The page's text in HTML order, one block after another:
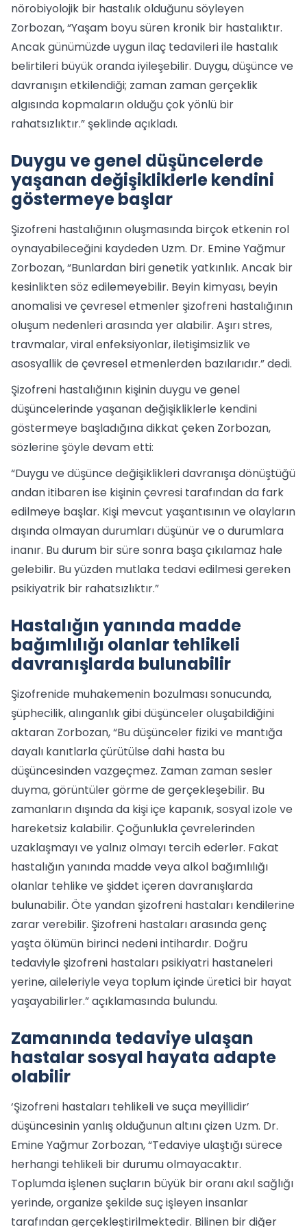
nörobiyolojik bir hastalık olduğunu söyleyen
Zorbozan, “Yaşam boyu süren kronik bir hastalıktır.
Ancak günümüzde uygun ilaç tedavileri ile hastalık
belirtileri büyük oranda iyileşebilir. Duygu, düşünce ve
davranışın etkilendiği; zaman zaman gerçeklik
algısında kopmaların olduğu çok yönlü bir
rahatsızlıktır.” şeklinde açıkladı.
Duygu ve genel düşüncelerde
yaşanan değişikliklerle kendini
göstermeye başlar
Şizofreni hastalığının oluşmasında birçok etkenin rol
oynayabileceğini kaydeden Uzm. Dr. Emine Yağmur
Zorbozan, “Bunlardan biri genetik yatkınlık. Ancak bir
kesinlikten söz edilemeyebilir. Beyin kimyası, beyin
anomalisi ve çevresel etmenler şizofreni hastalığının
oluşum nedenleri arasında yer alabilir. Aşırı stres,
travmalar, viral enfeksiyonlar, iletişimsizlik ve
asosyallik de çevresel etmenlerden bazılarıdır.” dedi.
Şizofreni hastalığının kişinin duygu ve genel
düşüncelerinde yaşanan değişikliklerle kendini
göstermeye başladığına dikkat çeken Zorbozan,
sözlerine şöyle devam etti:
“Duygu ve düşünce değişiklikleri davranışa dönüştüğü
andan itibaren ise kişinin çevresi tarafından da fark
edilmeye başlar. Kişi mevcut yaşantısının ve olayların
dışında olmayan durumları düşünür ve o durumlara
inanır. Bu durum bir süre sonra başa çıkılamaz hale
gelebilir. Bu yüzden mutlaka tedavi edilmesi gereken
psikiyatrik bir rahatsızlıktır.”
Hastalığın yanında madde
bağımlılığı olanlar tehlikeli
davranışlarda bulunabilir
Şizofrenide muhakemenin bozulması sonucunda,
şüphecilik, alınganlık gibi düşünceler oluşabildiğini
aktaran Zorbozan, “Bu düşünceler fiziki ve mantığa
dayalı kanıtlarla çürütülse dahi hasta bu
düşüncesinden vazgeçmez. Zaman zaman sesler
duyma, görüntüler görme de gerçekleşebilir. Bu
zamanların dışında da kişi içe kapanık, sosyal izole ve
hareketsiz kalabilir. Çoğunlukla çevrelerinden
uzaklaşmayı ve yalnız olmayı tercih ederler. Fakat
hastalığın yanında madde veya alkol bağımlılığı
olanlar tehlike ve şiddet içeren davranışlarda
bulunabilir. Öte yandan şizofreni hastaları kendilerine
zarar verebilir. Şizofreni hastaları arasında genç
yaşta ölümün birinci nedeni intihardır. Doğru
tedaviyle şizofreni hastaları psikiyatri hastaneleri
yerine, aileleriyle veya toplum içinde üretici bir hayat
yaşayabilirler.” açıklamasında bulundu.
Zamanında tedaviye ulaşan
hastalar sosyal hayata adapte
olabilir
‘Şizofreni hastaları tehlikeli ve suça meyillidir’
düşüncesinin yanlış olduğunun altını çizen Uzm. Dr.
Emine Yağmur Zorbozan, “Tedaviye ulaştığı sürece
herhangi tehlikeli bir durumu olmayacaktır.
Toplumda işlenen suçların büyük bir oranı akıl sağlığı
yerinde, organize şekilde suç işleyen insanlar
tarafından gerçekleştirilmektedir. Bilinen bir diğer